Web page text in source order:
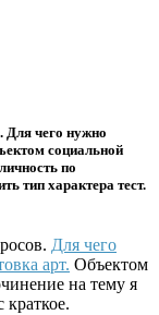
Для чего нужно
социальной
по
тип характера тест.
Для чего
арт. Объектом
на тему я